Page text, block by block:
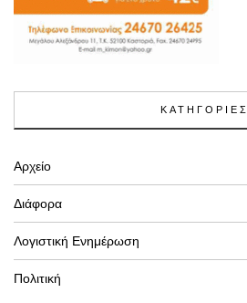
ΚΑΤΗΓΟΡΙΕΣ
Αρχείο
Διάφορα
Λογιστική Ενημέρωση
Πολιτική